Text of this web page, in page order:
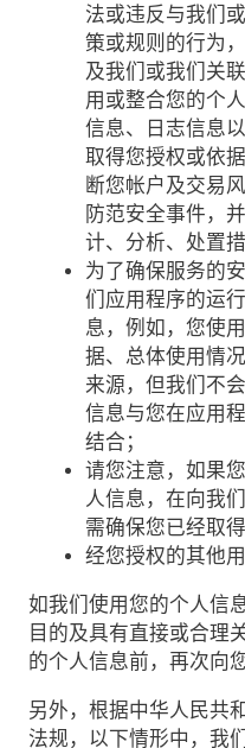
法或违反与我们
策或规则的行为
及我们或我们关
用或整合您的个
信息、日志信息
取得您授权或依
断您帐户及交易
防范安全事件，
计、分析、处置措
为了确保服务的
们应用程序的运
息，例如，您使
据、总体使用情
来源，但我们不
信息与您在应用
结合；
请您注意，如果
人信息，在向我
需确保您已经取
经您授权的其他用
如我们使用您的个人信
目的及具有直接或合理
的个人信息前，再次向
另外，根据中华人民共
法规，以下情形中，我